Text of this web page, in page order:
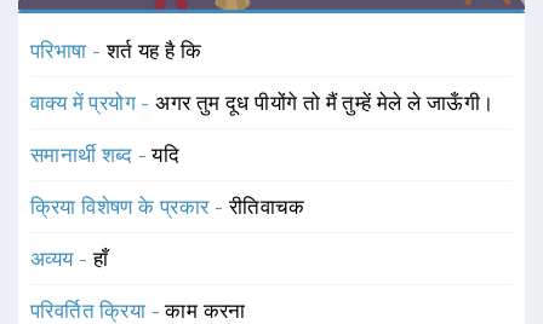
परिभाषा -शर्त यह है कि
वाक्य में प्रयोग -अगर तुम दूध पीयोंगे तो मैं तुम्हें मेले ले जाऊँगी।
समानार्थी शब्द -यदि
क्रिया विशेषण के प्रकार -रीतिवाचक
अव्यय -हाँ
परिवर्तित क्रिया -काम करना